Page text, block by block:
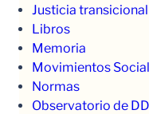
Justicia transicional
Libros
Memoria
Movimientos
Normas
Observatorio de